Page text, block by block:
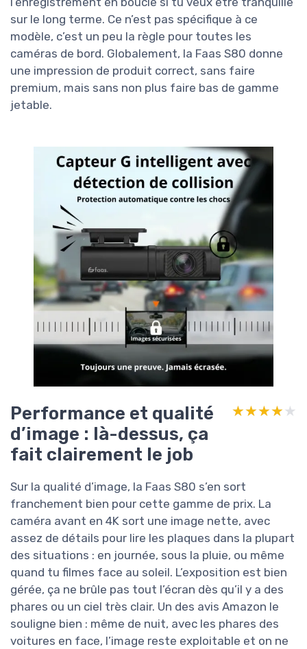
sur le long terme. Ce n’est pas spécifique à ce
modèle, c’est un peu la règle pour toutes les
caméras de bord. Globalement, la Faas S80 donne
une impression de produit correct, sans faire
premium, mais sans non plus faire bas de gamme
jetable.
Performance et qualité
d’image : là-dessus, ça
fait clairement le job
★★★★★
★★★★★
Sur la qualité d’image, la Faas S80 s’en sort
franchement bien pour cette gamme de prix. La
caméra avant en 4K sort une image nette, avec
assez de détails pour lire les plaques dans la plupart
des situations : en journée, sous la pluie, ou même
quand tu filmes face au soleil. L’exposition est bien
gérée, ça ne brûle pas tout l’écran dès qu’il y a des
phares ou un ciel très clair. Un des avis Amazon le
souligne bien : même de nuit, avec les phares des
voitures en face, l’image reste exploitable et on ne